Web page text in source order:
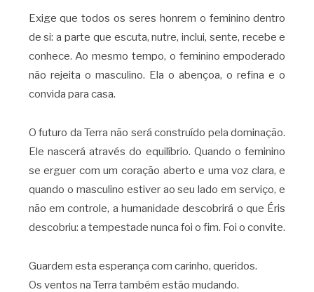
Exige que todos os seres honrem o feminino dentro
de si: a parte que escuta, nutre, inclui, sente, recebe e
conhece. Ao mesmo tempo, o feminino empoderado
não rejeita o masculino. Ela o abençoa, o refina e o
convida para casa.
O futuro da Terra não será construído pela dominação.
Ele nascerá através do equilíbrio. Quando o feminino
se erguer com um coração aberto e uma voz clara, e
quando o masculino estiver ao seu lado em serviço, e
não em controle, a humanidade descobrirá o que Éris
descobriu: a tempestade nunca foi o fim. Foi o convite.
Guardem esta esperança com carinho, queridos.
Os ventos na Terra também estão mudando.